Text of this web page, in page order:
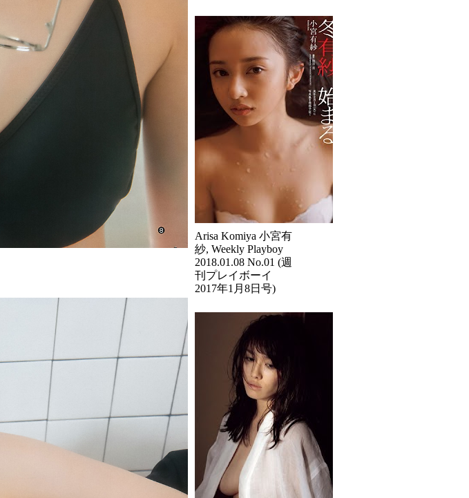
Arisa Komiya 小宮有
紗, Weekly Playboy
2018.01.08 No.01 (週
刊プレイボーイ
2017年1月8日号)